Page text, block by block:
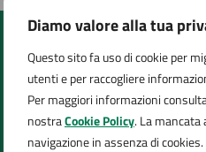
Diamo valore alla tua
Questo sito fa uso di cookie per
utenti e per raccogliere
Per maggiori informazioni
nostraCookie Policy. La
navigazione in assenza di cookies.
Quanto sono chiare le
pagina?
Valuta 5 stelle
Valuta 4 stelle su 5
Valuta 3 stelle su 5
Valuta 2 stelle su 5
Valuta 1 stelle su 5